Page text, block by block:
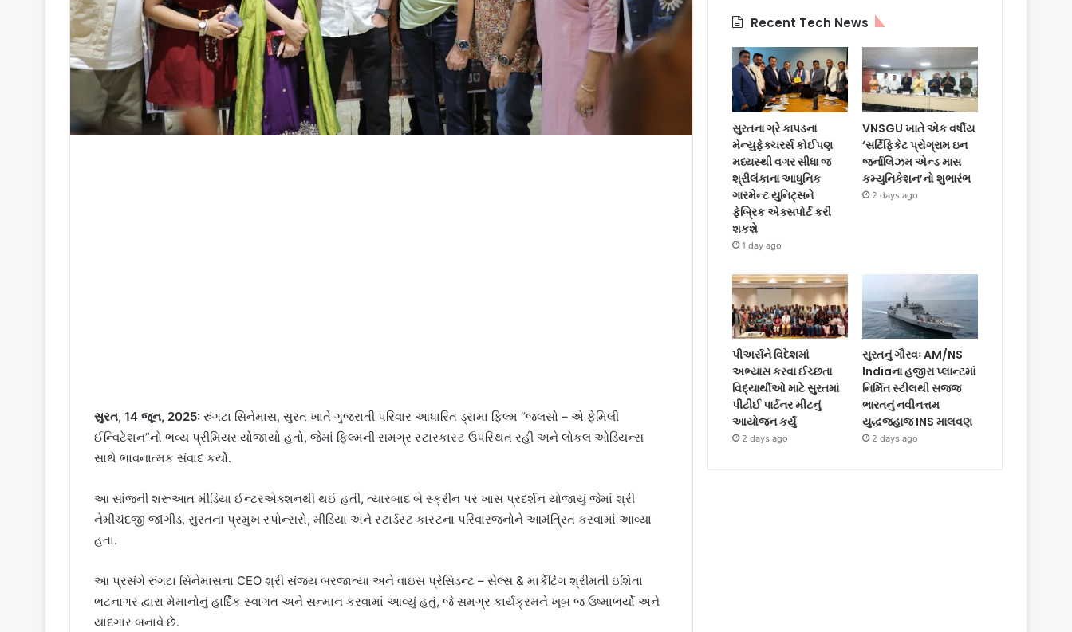
સુરત, 14 જૂન, 2025: રુંગટા સિનેમાસ, સુરત ખાતે ગુજરાતી પરિવાર આધારિત ડ્રામા ફિલ્મ “જલસો – એ ફેમિલી
ઈન્વિટેશન”નો ભવ્ય પ્રીમિયર યોજાયો હતો, જેમાં ફિલ્મની સમગ્ર સ્ટારકાસ્ટ ઉપસ્થિત રહી અને લોકલ ઓડિયન્સ
સાથે ભાવનાત્મક સંવાદ કર્યો.
આ સાંજની શરૂઆત મીડિયા ઈન્ટરએક્શનથી થઈ હતી, ત્યારબાદ બે સ્ક્રીન પર ખાસ પ્રદર્શન યોજાયું જેમાં શ્રી
નેમીચંદજી જાંગીડ, સુરતના પ્રમુખ સ્પોન્સરો, મીડિયા અને સ્ટાર્ડસ્ટ કાસ્ટના પરિવારજનોને આમંત્રિત કરવામાં આવ્યા
હતા.
આ પ્રસંગે રુંગટા સિનેમાસના CEO શ્રી સંજય બરજાત્યા અને વાઇસ પ્રેસિડન્ટ – સેલ્સ & માર્કેટિંગ શ્રીમતી ઇશિતા
ભટનાગર દ્વારા મેમાનોનું હાર્દિક સ્વાગત અને સન્માન કરવામાં આવ્યું હતું, જે સમગ્ર કાર્યક્રમને ખૂબ જ ઉષ્માભર્યો અને
યાદગાર બનાવે છે.
Recent Tech News
સુરતના ગ્રે કાપડના
મેન્યુફેક્ચરર્સ કોઈપણ
મધ્યસ્થી વગર સીધા જ
શ્રીલંકાના આધુનિક
ગારમેન્ટ યુનિટ્સને
ફેબ્રિક એક્સપોર્ટ કરી
શકશે
1 day ago
VNSGU ખાતે એક વર્ષીય
‘સર્ટિફિકેટ પ્રોગ્રામ ઇન
જર્નાલિઝમ એન્ડ માસ
કમ્યુનિકેશન’નો શુભારંભ
2 days ago
પીઅર્સને વિદેશમાં
અભ્યાસ કરવા ઈચ્છતા
વિદ્યાર્થીઓ માટે સુરતમાં
પીટીઈ પાર્ટનર મીટનું
આયોજન કર્યું
2 days ago
સુરતનું ગૌરવઃ AM/NS
Indiaના હજીરા પ્લાન્ટમાં
નિર્મિત સ્ટીલથી સજ્જ
ભારતનું નવીનત્તમ
યુદ્ધજહાજ INS માલવણ
2 days ago